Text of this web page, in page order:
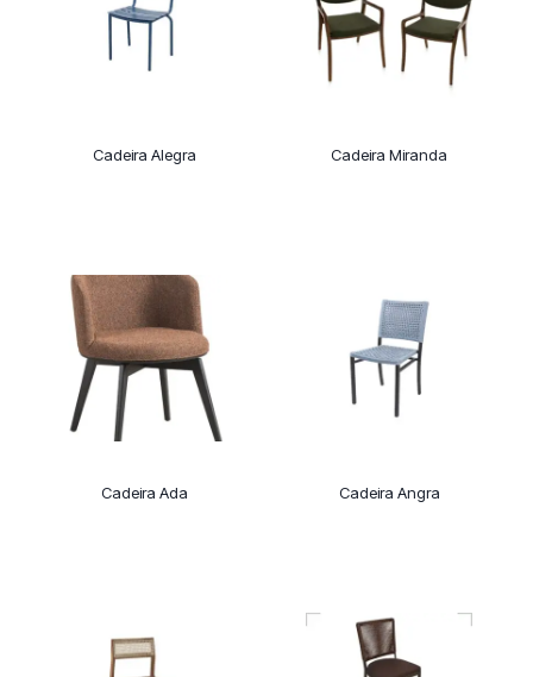
Cadeira Alegra Cadeira Miranda
Cadeira Ada Cadeira Angra